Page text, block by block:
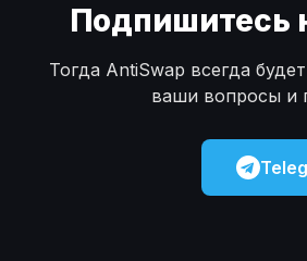
Подпишитесь
Тогда AntiSwap всегда
ваши вопросы и